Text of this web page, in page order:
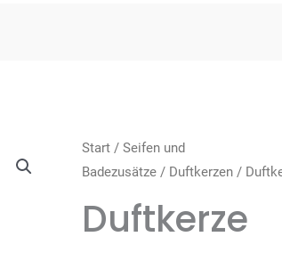
Start/ Seifen und
Badezusätze/ Duftkerzen/
Duftkerze